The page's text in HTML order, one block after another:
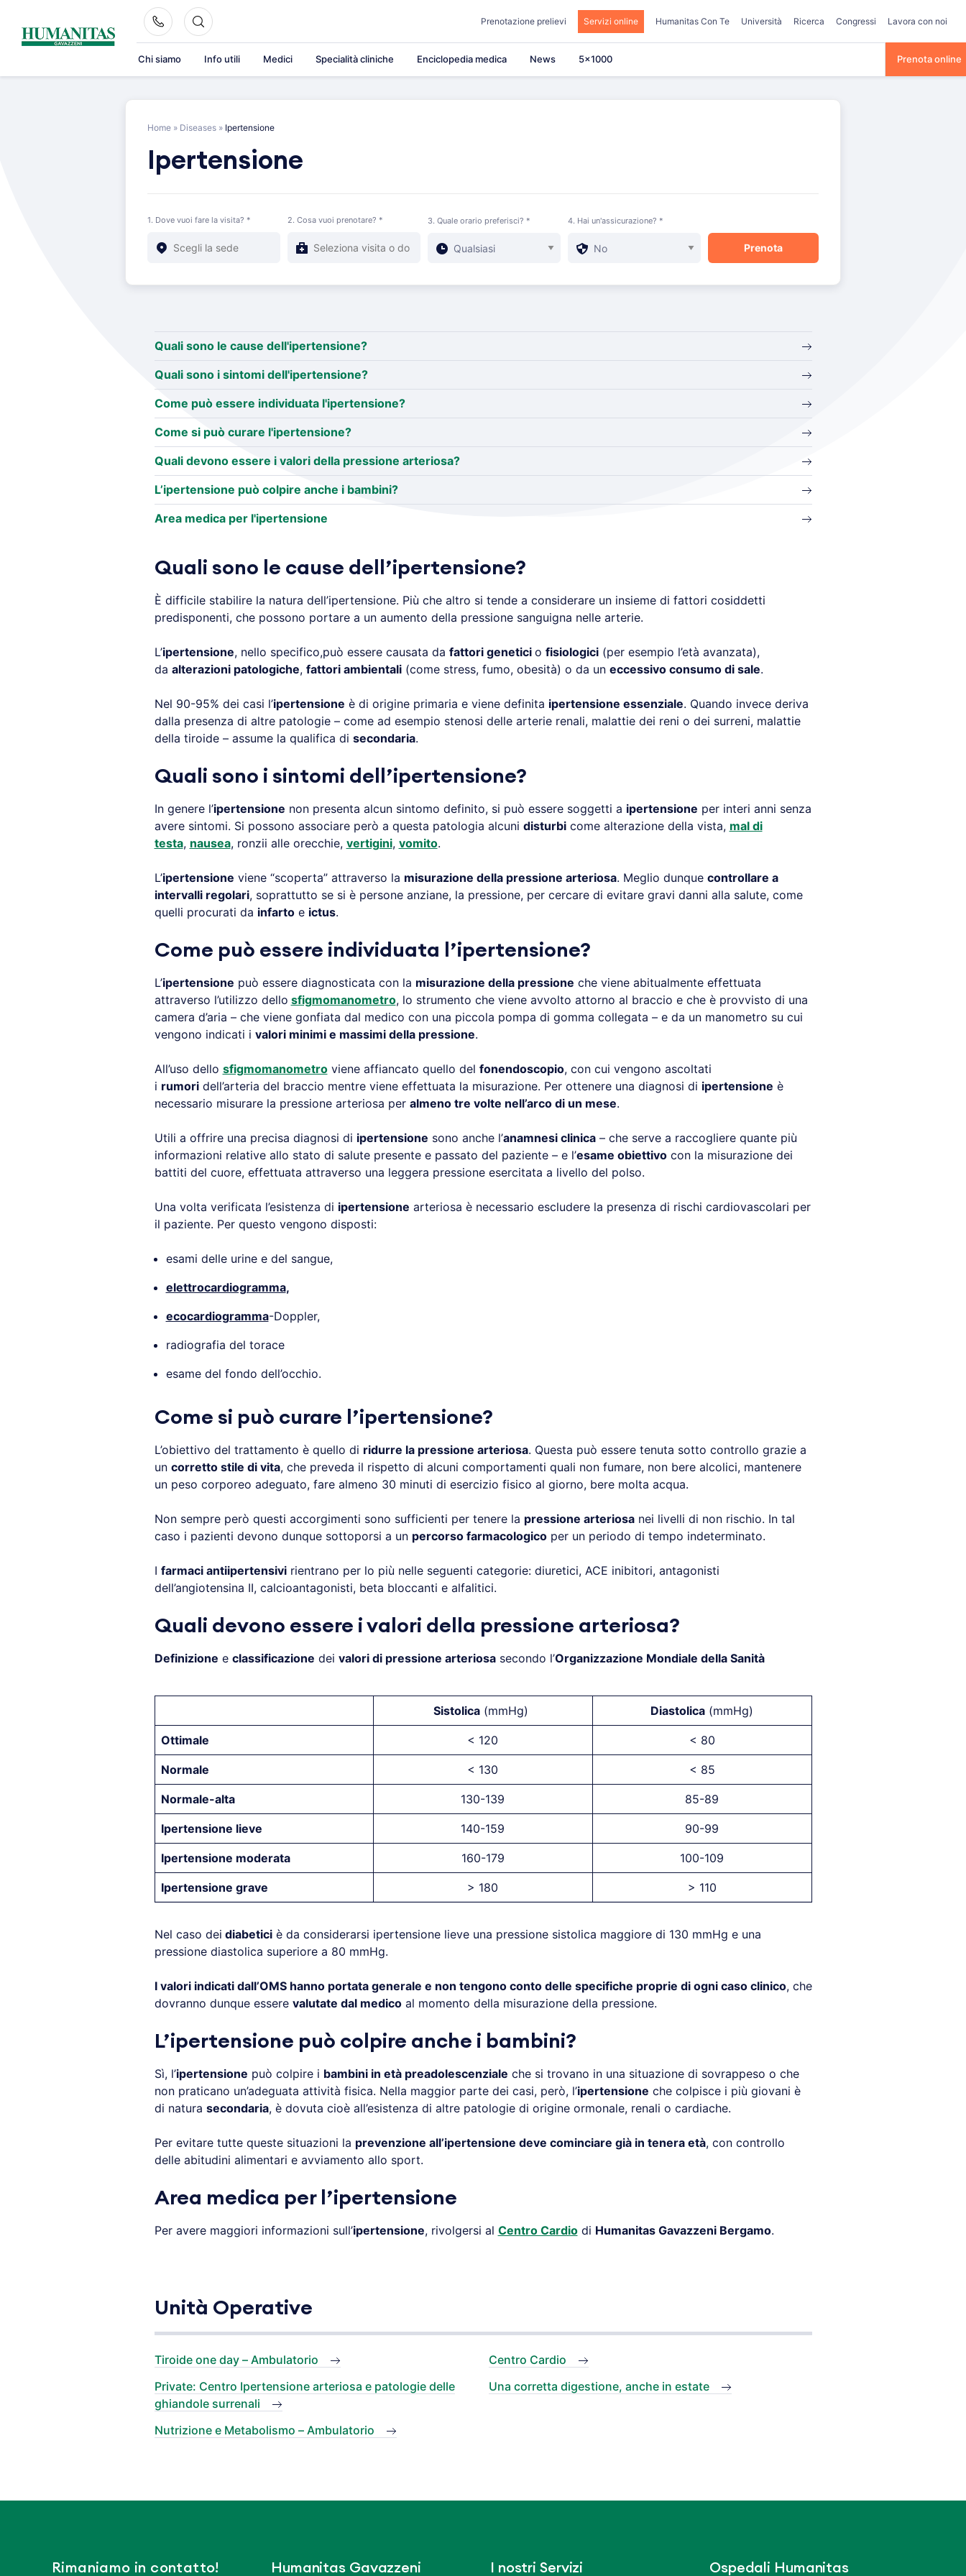
content
Prenotazione prelievi Servizi online Humanitas Con Te Università Ricerca Congressi Lavora con noi
Chi siamo Info utili Medici Specialità cliniche Enciclopedia medica News 5×1000 Prenota online
Home » Diseases » Ipertensione
Ipertensione
1. Dove vuoi fare la visita? * 2. Cosa vuoi prenotare? * 3. Quale orario preferisci? * 4. Hai un'assicurazione? *
Quali sono le cause dell'ipertensione?
Quali sono i sintomi dell'ipertensione?
Come può essere individuata l'ipertensione?
Come si può curare l'ipertensione?
Quali devono essere i valori della pressione arteriosa?
L’ipertensione può colpire anche i bambini?
Area medica per l'ipertensione
Quali sono le cause dell’ipertensione?
È difficile stabilire la natura dell’ipertensione. Più che altro si tende a considerare un insieme di fattori cosiddetti
predisponenti, che possono portare a un aumento della pressione sanguigna nelle arterie.
L’ipertensione, nello specifico,può essere causata da fattori genetici o fisiologici(per esempio l’età avanzata),
da alterazioni patologiche, fattori ambientali(come stress, fumo, obesità) o da un eccessivo consumo di sale.
Nel 90-95% dei casi l’ipertensione è di origine primaria e viene definita ipertensione essenziale. Quando invece deriva
dalla presenza di altre patologie – come ad esempio stenosi delle arterie renali, malattie dei reni o dei surreni, malattie
della tiroide – assume la qualifica di secondaria.
Quali sono i sintomi dell’ipertensione?
In genere l’ipertensione non presenta alcun sintomo definito, si può essere soggetti a ipertensione per interi anni senza
avere sintomi. Si possono associare però a questa patologia alcuni disturbicome alterazione della vista, mal di
testa, nausea, ronzii alle orecchie, vertigini, vomito.
L’ipertensione viene “scoperta” attraverso la misurazione della pressione arteriosa. Meglio dunque controllare a
intervalli regolari, soprattutto se si è persone anziane, la pressione, per cercare di evitare gravi danni alla salute, come
quelli procurati da infartoe ictus.
Come può essere individuata l’ipertensione?
L’ipertensione può essere diagnosticata con la misurazione della pressione che viene abitualmente effettuata
attraverso l’utilizzo dello sfigmomanometro, lo strumento che viene avvolto attorno al braccio e che è provvisto di una
camera d’aria – che viene gonfiata dal medico con una piccola pompa di gomma collegata – e da un manometro su cui
vengono indicati i valori minimi e massimi della pressione.
All’uso dello sfigmomanometroviene affiancato quello del fonendoscopio, con cui vengono ascoltati
i rumoridell’arteria del braccio mentre viene effettuata la misurazione. Per ottenere una diagnosi di ipertensione è
necessario misurare la pressione arteriosa per almeno tre volte nell’arco di un mese.
Utili a offrire una precisa diagnosi di ipertensione sono anche l’anamnesi clinica– che serve a raccogliere quante più
informazioni relative allo stato di salute presente e passato del paziente – e l’esame obiettivocon la misurazione dei
battiti del cuore, effettuata attraverso una leggera pressione esercitata a livello del polso.
Una volta verificata l’esistenza di ipertensione arteriosa è necessario escludere la presenza di rischi cardiovascolari per
il paziente. Per questo vengono disposti:
esami delle urine e del sangue,
elettrocardiogramma,
ecocardiogramma-Doppler,
radiografia del torace
esame del fondo dell’occhio.
Come si può curare l’ipertensione?
L’obiettivo del trattamento è quello di ridurre la pressione arteriosa. Questa può essere tenuta sotto controllo grazie a
un corretto stile di vita, che preveda il rispetto di alcuni comportamenti quali non fumare, non bere alcolici, mantenere
un peso corporeo adeguato, fare almeno 30 minuti di esercizio fisico al giorno, bere molta acqua.
Non sempre però questi accorgimenti sono sufficienti per tenere la pressione arteriosanei livelli di non rischio. In tal
caso i pazienti devono dunque sottoporsi a un percorso farmacologicoper un periodo di tempo indeterminato.
I farmaci antiipertensivirientrano per lo più nelle seguenti categorie: diuretici, ACE inibitori, antagonisti
dell’angiotensina II, calcioantagonisti, beta bloccanti e alfalitici.
Quali devono essere i valori della pressione arteriosa?
Definizione e classificazione dei valori di pressione arteriosasecondo l’Organizzazione Mondiale della Sanità
Sistolica (mmHg) Diastolica (mmHg)
Ottimale < 120 < 80
Normale < 130 < 85
Normale-alta 130-139 85-89
Ipertensione lieve 140-159 90-99
Ipertensione moderata 160-179 100-109
Ipertensione grave > 180 > 110
Nel caso dei diabeticiè da considerarsi ipertensione lieve una pressione sistolica maggiore di 130 mmHg e una
pressione diastolica superiore a 80 mmHg.
I valori indicati dall’OMS hanno portata generale e non tengono conto delle specifiche proprie di ogni caso clinico, che
dovranno dunque essere valutate dal medicoal momento della misurazione della pressione.
L’ipertensione può colpire anche i bambini?
Sì, l’ipertensione può colpire i bambini in età preadolescenziale che si trovano in una situazione di sovrappeso o che
non praticano un’adeguata attività fisica. Nella maggior parte dei casi, però, l’ipertensione che colpisce i più giovani è
di natura secondaria, è dovuta cioè all’esistenza di altre patologie di origine ormonale, renali o cardiache.
Per evitare tutte queste situazioni la prevenzione all’ipertensione deve cominciare già in tenera età, con controllo
delle abitudini alimentari e avviamento allo sport.
Area medica per l’ipertensione
Per avere maggiori informazioni sull’ipertensione, rivolgersi al Centro Cardiodi Humanitas Gavazzeni Bergamo.
Unità Operative
Tiroide one day – Ambulatorio
Private: Centro Ipertensione arteriosa e patologie delle
ghiandole surrenali
Nutrizione e Metabolismo – Ambulatorio
Centro Cardio
Una corretta digestione, anche in estate
Rimaniamo in contatto! Humanitas Gavazzeni I nostri Servizi Ospedali Humanitas